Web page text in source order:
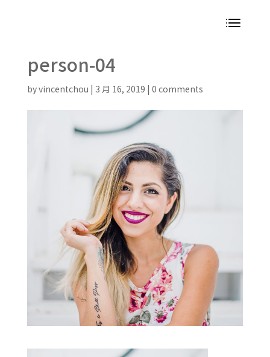
person-04
byvincentchou | 3 月 16, 2019 | 0 comments